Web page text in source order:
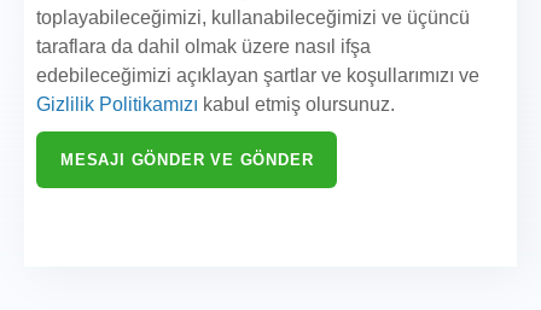
toplayabileceğimizi, kullanabileceğimizi ve üçüncü
taraflara da dahil olmak üzere nasıl ifşa
edebileceğimizi açıklayan şartlar ve koşullarımızı ve
Gizlilik Politikamızı kabul etmiş olursunuz.